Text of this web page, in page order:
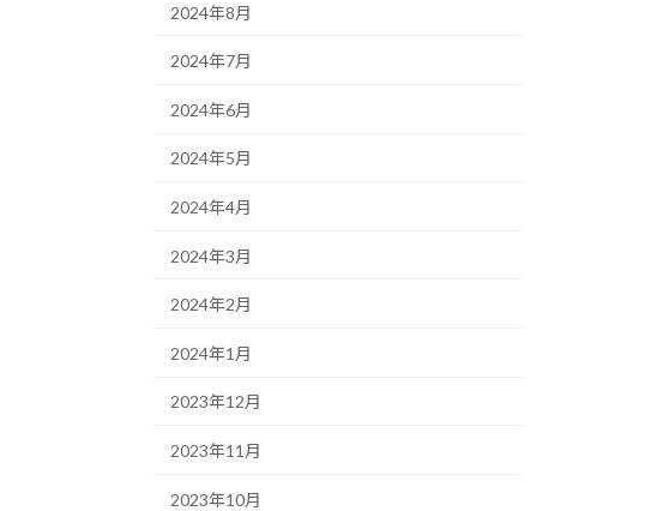
2024年8月
2024年7月
2024年6月
2024年5月
2024年4月
2024年3月
2024年2月
2024年1月
2023年12月
2023年11月
2023年10月